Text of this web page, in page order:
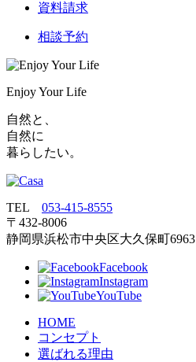
資料請求
相談予約
Enjoy Your Life
自然と、
自然に
暮らしたい。
TEL 053‐415‐8555
〒432‐8006
静岡県浜松市中央区大久保町6963
Facebook
Instagram
YouTube
HOME
コンセプト
選ばれる理由